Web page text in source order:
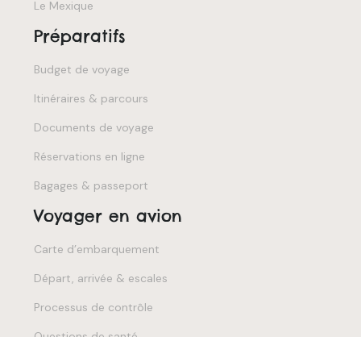
Le Mexique
Préparatifs
Budget de voyage
Itinéraires & parcours
Documents de voyage
Réservations en ligne
Bagages & passeport
Voyager en avion
Carte d’embarquement
Départ, arrivée & escales
Processus de contrôle